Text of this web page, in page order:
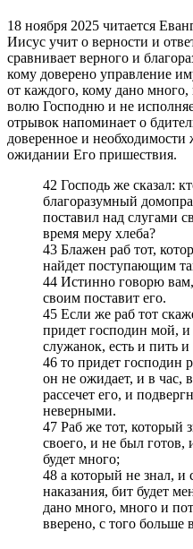
18 ноября 2025 читается
Иисус учит о верности и
сравнивает верного и
кому доверено управление
от каждого, кому дано много,
волю Господню и не
отрывок напоминает о
доверенное и
ожидании Его пришествия.
42 Господь же сказал:
благоразумный
поставил над слугами
время меру хлеба?
43 Блажен раб тот,
найдет поступающим
44 Истинно говорю
своим поставит его.
45 Если же раб тот
придет господин мой, и
служанок, есть и пить
46 то придет господин
он не ожидает, и в час,
рассечет его, и
неверными.
47 Раб же тот, который
своего, и не был готов,
будет много;
48 а который не знал, и
наказания, бит будет
дано много, много и
вверено, с того больше